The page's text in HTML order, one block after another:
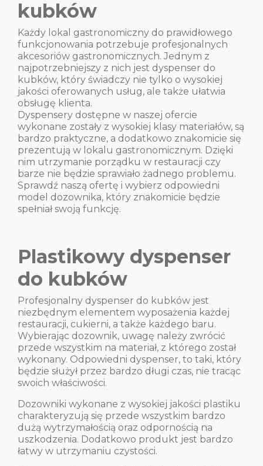
kubków
Każdy lokal gastronomiczny do prawidłowego
funkcjonowania potrzebuje profesjonalnych
akcesoriów gastronomicznych. Jednym z
najpotrzebniejszy z nich jest dyspenser do
kubków, który świadczy nie tylko o wysokiej
jakości oferowanych usług, ale także ułatwia
obsługę klienta.
Dyspensery dostępne w naszej ofercie
wykonane zostały z wysokiej klasy materiałów, są
bardzo praktyczne, a dodatkowo znakomicie się
prezentują w lokalu gastronomicznym. Dzięki
nim utrzymanie porządku w restauracji czy
barze nie będzie sprawiało żadnego problemu.
Sprawdź naszą ofertę i wybierz odpowiedni
model dozownika, który znakomicie będzie
spełniał swoją funkcję.
Plastikowy dyspenser
do kubków
Profesjonalny dyspenser do kubków jest
niezbędnym elementem wyposażenia każdej
restauracji, cukierni, a także każdego baru.
Wybierając dozownik, uwagę należy zwrócić
przede wszystkim na materiał, z którego został
wykonany. Odpowiedni dyspenser, to taki, który
będzie służył przez bardzo długi czas, nie tracąc
swoich właściwości.
Dozowniki wykonane z wysokiej jakości plastiku
charakteryzują się przede wszystkim bardzo
dużą wytrzymałością oraz odpornością na
uszkodzenia. Dodatkowo produkt jest bardzo
łatwy w utrzymaniu czystości.